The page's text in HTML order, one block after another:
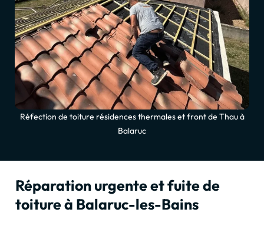
Réfection de toiture résidences thermales et front de Thau à
Balaruc
Réparation urgente et fuite de
toiture à Balaruc-les-Bains